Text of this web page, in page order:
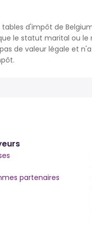
d'impôt de
le statut marital ou
de valeur légale et
partenaires